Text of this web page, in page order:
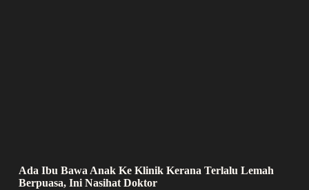
Ada Ibu Bawa Anak Ke Klinik Kerana Terlalu Lemah
Berpuasa, Ini Nasihat Doktor